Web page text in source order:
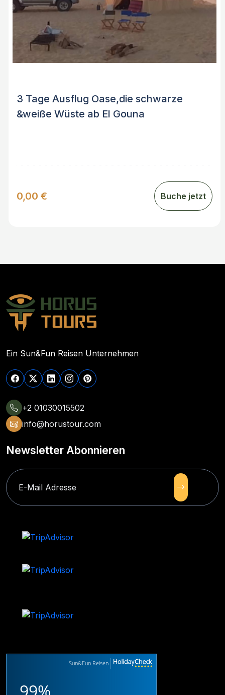
3 Tage Ausflug Oase,die schwarze
&weiße Wüste ab El Gouna
0,00 € Buche jetzt
Ein Sun&Fun Reisen Unternehmen
+2 01030015502
info@horustour.com
Newsletter Abonnieren
Sun&Fun Reisen
99%